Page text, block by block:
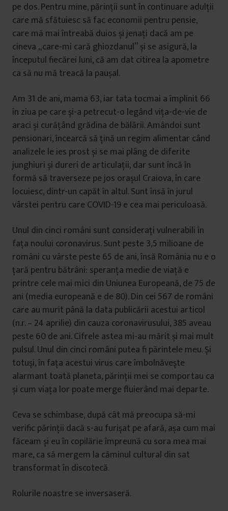
pe dos. Pentru mine, părinții sunt în continuare adulții
care mă sfătuiesc să fac economii pentru pensie,
care mă mai întreabă duios și jenați dacă am pe
cineva „care-mi cară ghiozdanul” și se asigură, la
începutul fiecărei luni, că am dat citirea la apometre
ca să nu mă treacă la paușal.
Am 31 de ani, mama 63, iar tata tocmai a împlinit 66
în ziua pe care și-a petrecut-o legând vița-de-vie de
araci și curățând grădina de bălării. Amândoi sunt
pensionari, încearcă să țină un regim alimentar când
analizele le ies prost și se mai plâng de diferite
junghiuri și dureri de articulații, dar sunt încă în
formă să traverseze pe jos orașul Craiova, în care
locuiesc, dintr-un capăt în altul. Sunt însă în jurul
vârstei pentru care COVID-19 e cea mai periculoasă.
Unul din cinci români sunt considerați vulnerabili în
fața noului coronavirus. Sunt peste 3,5 milioane de
români cu vârste peste 65 de ani, însă România nu e o
țară pentru bătrâni: speranța medie de viață e
printre cele mai mici din Uniunea Europeană, de 75 de
ani (media europeană e de 80). Din cei 567 de români
care au murit până la data publicării acestui articol
(n.r. – 24 aprilie) din cauza coronavirusului, 385 aveau
peste 60 de ani. Cifrele astea mi-au mărit și mai mult
pulsul. Unul din cinci români putea fi părintele meu. Și
totuși, în fața acestui virus care îmbolnăvește
alarmant toată planeta, părinții mei se comportau ca
și cum viața lor poate merge fluierând mai departe.
Ceva se schimbase, după cât mă preocupa să-mi
verific părinții dacă s-au furișat pe afară, așa cum mai
făceam și eu în copilărie împreună cu sora mea mai
mare, ca să mergem la căminul cultural din sat
transformat în discotecă.
Rolurile noastre se inversaseră.